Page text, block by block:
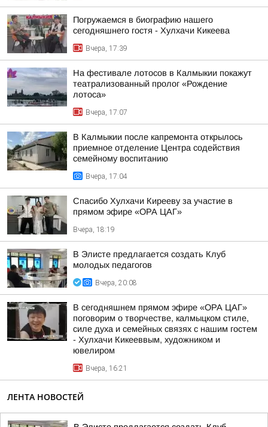
Погружаемся в биографию нашего
сегодняшнего гостя - Хулхачи Кикеева
Вчера, 17:39
На фестивале лотосов в Калмыкии покажут
театрализованный пролог «Рождение
лотоса»
Вчера, 17:07
В Калмыкии после капремонта открылось
приемное отделение Центра содействия
семейному воспитанию
Вчера, 17:04
Спасибо Хулхачи Кирееву за участие в
прямом эфире «ОРА ЦАГ»
Вчера, 18:19
В Элисте предлагается создать Клуб
молодых педагогов
Вчера, 20:08
В сегодняшнем прямом эфире «ОРА ЦАГ»
поговорим о творчестве, калмыцком стиле,
силе духа и семейных связях с нашим гостем
- Хулхачи Кикееввым, художником и
ювелиром
Вчера, 16:21
ЛЕНТА НОВОСТЕЙ